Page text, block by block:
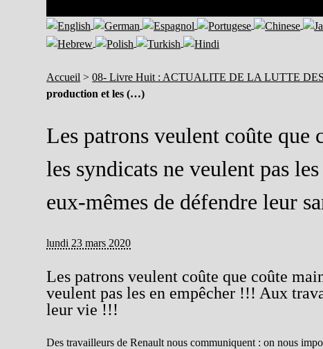
Accueil >08- Livre Huit : ACTUALITE DE LA LUTTE
production et les (…)
Les patrons veulent coûte
les syndicats ne veulent pas
eux-mêmes de défendre leur
lundi 23 mars 2020
Les patrons veulent coûte que coûte
veulent pas les en empêcher !!! Aux
leur vie !!!
Des travailleurs de Renault nous communiquent : on nous